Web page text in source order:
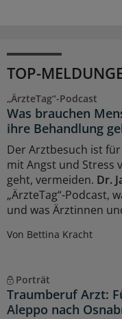
TOP-
„ÄrzteTag“-Podcast
Was brauchen
ihre Behandlung
Der Arztbesuch ist
mit Angst und Stress
geht, vermeiden. Dr.
„ÄrzteTag“-Podcast,
und was Ärztinnen
Von Bettina Kracht
Porträt
Traumberuf Arzt:
Aleppo nach